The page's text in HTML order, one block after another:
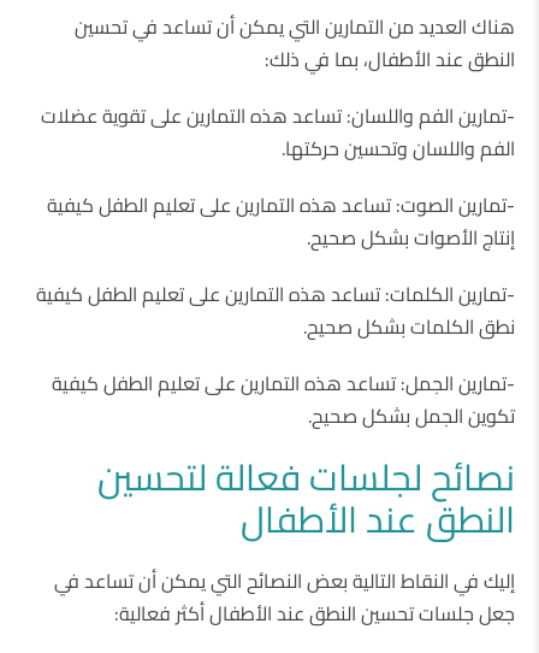
هناك العديد من التمارين التي يمكن أن تساعد في تحسين
النطق عند الأطفال، بما في ذلك:
-تمارين الفم واللسان: تساعد هذه التمارين على تقوية عضلات
الفم واللسان وتحسين حركتها.
-تمارين الصوت: تساعد هذه التمارين على تعليم الطفل كيفية
إنتاج الأصوات بشكل صحيح.
-تمارين الكلمات: تساعد هذه التمارين على تعليم الطفل كيفية
نطق الكلمات بشكل صحيح.
-تمارين الجمل: تساعد هذه التمارين على تعليم الطفل كيفية
تكوين الجمل بشكل صحيح.
نصائح لجلسات فعالة لتحسين
النطق عند الأطفال
إليك في النقاط التالية بعض النصائح التي يمكن أن تساعد في
جعل جلسات تحسين النطق عند الأطفال أكثر فعالية: